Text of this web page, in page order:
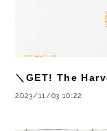
＼GET! The
2023/11/03 10:22